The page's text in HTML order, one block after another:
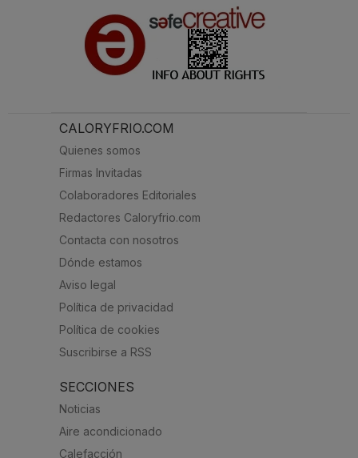
CALORYFRIO.COM
Quienes somos
Firmas Invitadas
Colaboradores Editoriales
Redactores Caloryfrio.com
Contacta con nosotros
Dónde estamos
Aviso legal
Política de privacidad
Política de cookies
Suscribirse a RSS
SECCIONES
Noticias
Aire acondicionado
Calefacción